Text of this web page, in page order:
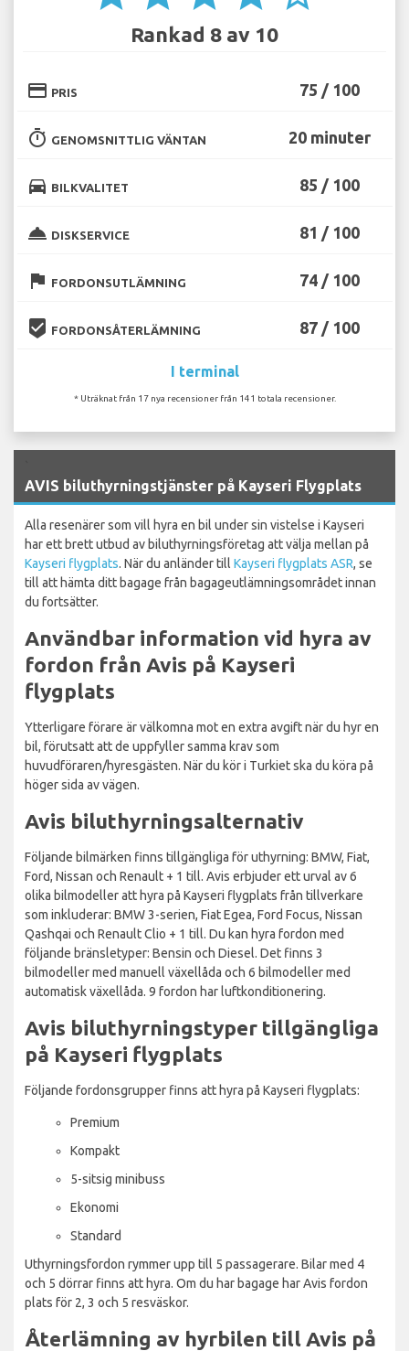
Rankad 8 av 10
credit_card PRIS 75 / 100
timer GENOMSNITTLIG VÄNTAN 20 minuter
directions_car BILKVALITET 85 / 100
room_service DISKSERVICE 81 / 100
flag FORDONSUTLÄMNING 74 / 100
beenhere FORDONSÅTERLÄMNING 87 / 100
I terminal
* Uträknat från 17 nya recensioner från 141 totala recensioner.
AVIS biluthyrningstjänster på Kayseri Flygplats
Alla resenärer som vill hyra en bil under sin vistelse i Kayseri
har ett brett utbud av biluthyrningsföretag att välja mellan på
Kayseri flygplats. När du anländer till Kayseri flygplats ASR, se
till att hämta ditt bagage från bagageutlämningsområdet innan
du fortsätter.
Användbar information vid hyra av
fordon från Avis på Kayseri
flygplats
Ytterligare förare är välkomna mot en extra avgift när du hyr en
bil, förutsatt att de uppfyller samma krav som
huvudföraren/hyresgästen. När du kör i Turkiet ska du köra på
höger sida av vägen.
Avis biluthyrningsalternativ
Följande bilmärken finns tillgängliga för uthyrning: BMW, Fiat,
Ford, Nissan och Renault + 1 till. Avis erbjuder ett urval av 6
olika bilmodeller att hyra på Kayseri flygplats från tillverkare
som inkluderar: BMW 3-serien, Fiat Egea, Ford Focus, Nissan
Qashqai och Renault Clio + 1 till. Du kan hyra fordon med
följande bränsletyper: Bensin och Diesel. Det finns 3
bilmodeller med manuell växellåda och 6 bilmodeller med
automatisk växellåda. 9 fordon har luftkonditionering.
Avis biluthyrningstyper tillgängliga
på Kayseri flygplats
Följande fordonsgrupper finns att hyra på Kayseri flygplats:
Premium
Kompakt
5-sitsig minibuss
Ekonomi
Standard
Uthyrningsfordon rymmer upp till 5 passagerare. Bilar med 4
och 5 dörrar finns att hyra. Om du har bagage har Avis fordon
plats för 2, 3 och 5 resväskor.
Återlämning av hyrbilen till Avis på